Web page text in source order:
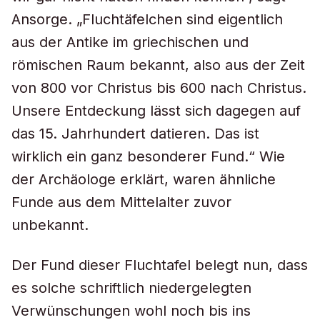
Ansorge. „Fluchtäfelchen sind eigentlich
aus der Antike im griechischen und
römischen Raum bekannt, also aus der Zeit
von 800 vor Christus bis 600 nach Christus.
Unsere Entdeckung lässt sich dagegen auf
das 15. Jahrhundert datieren. Das ist
wirklich ein ganz besonderer Fund.“ Wie
der Archäologe erklärt, waren ähnliche
Funde aus dem Mittelalter zuvor
unbekannt.
Der Fund dieser Fluchtafel belegt nun, dass
es solche schriftlich niedergelegten
Verwünschungen wohl noch bis ins